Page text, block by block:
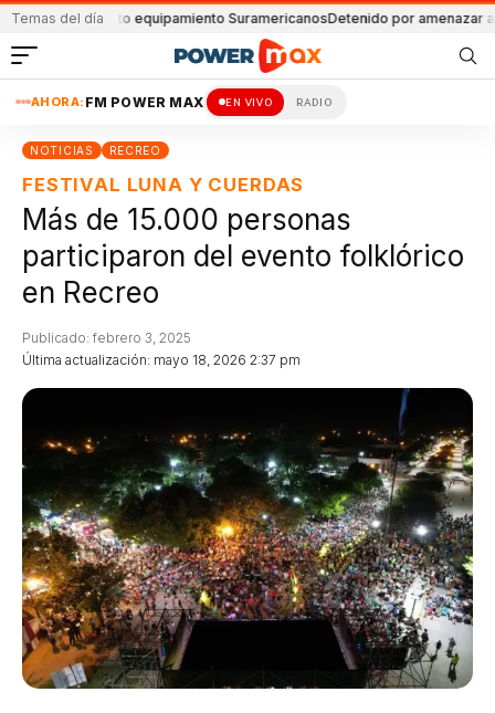
Temas del día
equipamiento SuramericanosDetenido por amenazar a su padre
AHORA: FM POWER MAX EN VIVO RADIO
NOTICIAS RECREO
FESTIVAL LUNA Y CUERDAS
Más de 15.000 personas
participaron del evento folklórico
en Recreo
Última actualización: mayo 18, 2026 2:37 pm
Publicado: febrero 3, 2025